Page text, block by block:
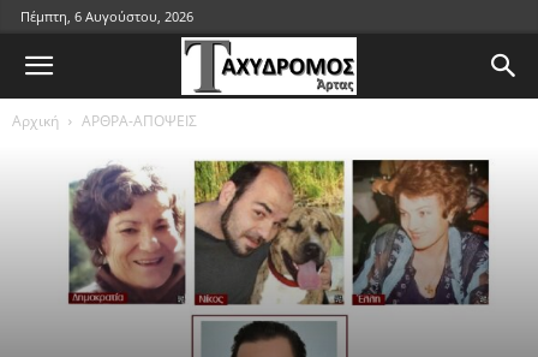
Πέμπτη, 6 Αυγούστου, 2026
Αρχική ΑΡΘΡΑ-ΑΠΟΨΕΙΣ